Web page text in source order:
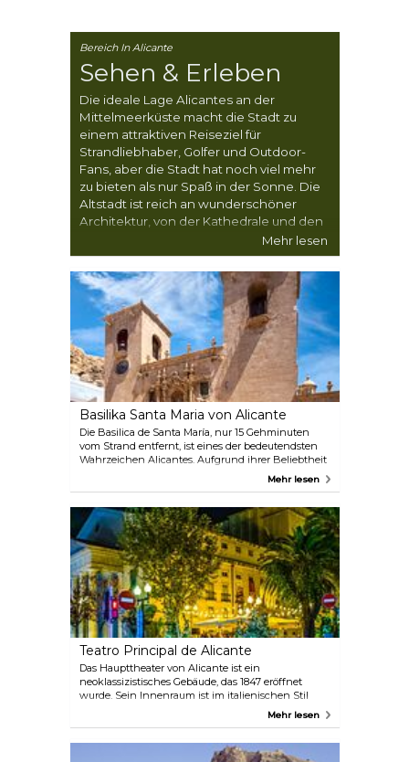
Bereich In Alicante
Sehen & Erleben
Die ideale Lage Alicantes an der
Mittelmeerküste macht die Stadt zu
einem attraktiven Reiseziel für
Strandliebhaber, Golfer und Outdoor-
Fans, aber die Stadt hat noch viel mehr
zu bieten als nur Spaß in der Sonne. Die
Altstadt ist reich an wunderschöner
Architektur, von der Kathedrale und den
Klöstern bis hin zum Rathaus und den
vielen verwinkelten Gassen, und eine
Fülle faszinierender Museen kann selbst
die anspruchsvollsten Besucher
tagelang beschäftigen.
Mehr lesen
Basilika Santa Maria von Alicante
Die Basilica de Santa María, nur 15 Gehminuten
vom Strand entfernt, ist eines der bedeutendsten
Wahrzeichen Alicantes. Aufgrund ihrer Beliebtheit
bei Touristen wird nun eine geringe Eintrittsgebühr
nummerierten Stationen und Audioguides in drei
Sprachen. Die Basilika wurde zwischen dem 14.
und 16. Jahrhundert im valencianischen Gotikstil
an der Stelle einer ehemaligen Moschee erbaut und
ist die älteste aktive Kirche in Alicante. Ihre
beeindruckende Barockfassade, das geräumige
Kirchenschiff und die sechs Kapellen machen sie
zu einem Highlight für jeden, der die Stadt
erkundet.
Mehr lesen
Teatro Principal de Alicante
Das Haupttheater von Alicante ist ein
neoklassizistisches Gebäude, das 1847 eröffnet
wurde. Sein Innenraum ist im italienischen Stil
gehalten und in drei Bereiche unterteilt: den
Zuschauer. Sie können entweder an einer
Mehr lesen